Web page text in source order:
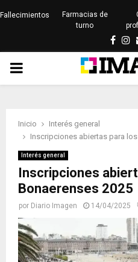
Fallecimientos
Farmacias de
turno
PRIMARY
Inicio
Interés general
Inscripciones abiertas para
Interés general
Inscripciones
Bonaerenses 2025
por Diario Imagen 14/04/2025